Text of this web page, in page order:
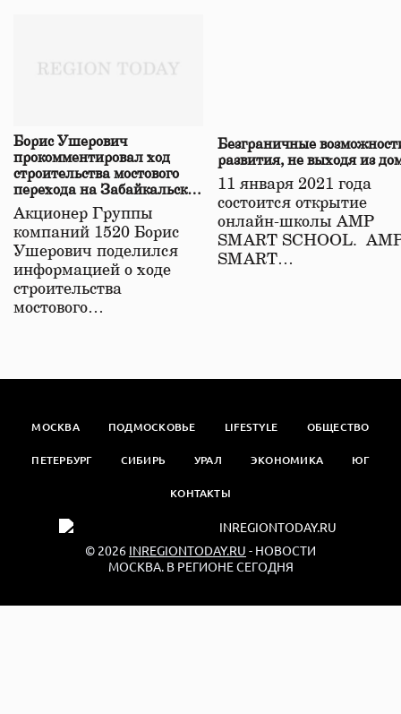
Борис Ушерович
прокомментировал ход
строительства мостового
перехода на Забайкальской
железной дороге
Акционер Группы
компаний 1520 Борис
Ушерович поделился
информацией о ходе
строительства
мостового…
Безграничные
развития, не выходя из
11 января 2021 года
состоится открытие
онлайн-школы АМР
SMART SCHOOL.
SMART…
МОСКВА ПОДМОСКОВЬЕ LIFESTYLE ОБЩЕСТВО
ПЕТЕРБУРГ СИБИРЬ УРАЛ ЭКОНОМИКА ЮГ
КОНТАКТЫ
© 2026 INREGIONTODAY.RU - НОВОСТИ
МОСКВА. В РЕГИОНЕ СЕГОДНЯ